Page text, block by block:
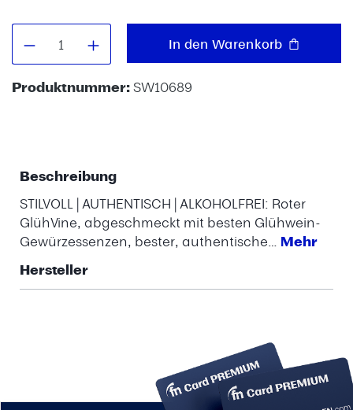
Produkt Anzahl: Gib denIn den Warenkorb
Produktnummer:SW10689
Beschreibung
STILVOLL | AUTHENTISCH | ALKOHOLFREI: Roter
GlühVine, abgeschmeckt mit besten Glühwein-
Gewürzessenzen, bester, authentische… Mehr
Hersteller